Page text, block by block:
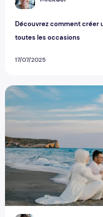
Découvrez comment créer
toutes les occasions
17/07/2025
Comment adopter la